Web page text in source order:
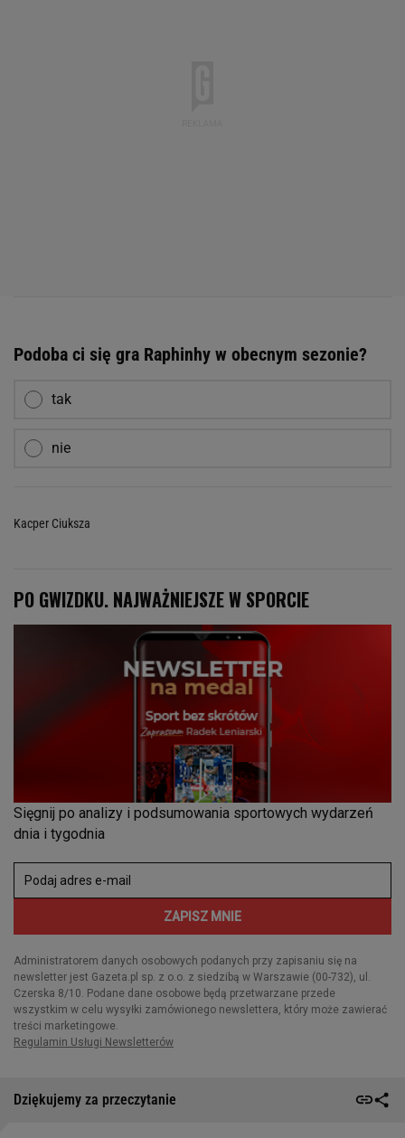
Podoba ci się gra Raphinhy w obecnym sezonie?
tak
nie
Kacper Ciuksza
Dziękujemy za przeczytanie